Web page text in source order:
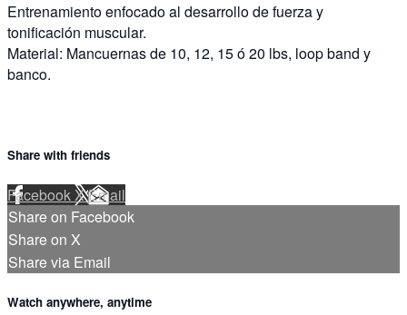
Entrenamiento enfocado al desarrollo de fuerza y
tonificación muscular.
Material: Mancuernas de 10, 12, 15 ó 20 lbs, loop band y
banco.
Share with friends
Facebook XEmail
Share on Facebook
Share on X
Share via Email
Watch anywhere, anytime